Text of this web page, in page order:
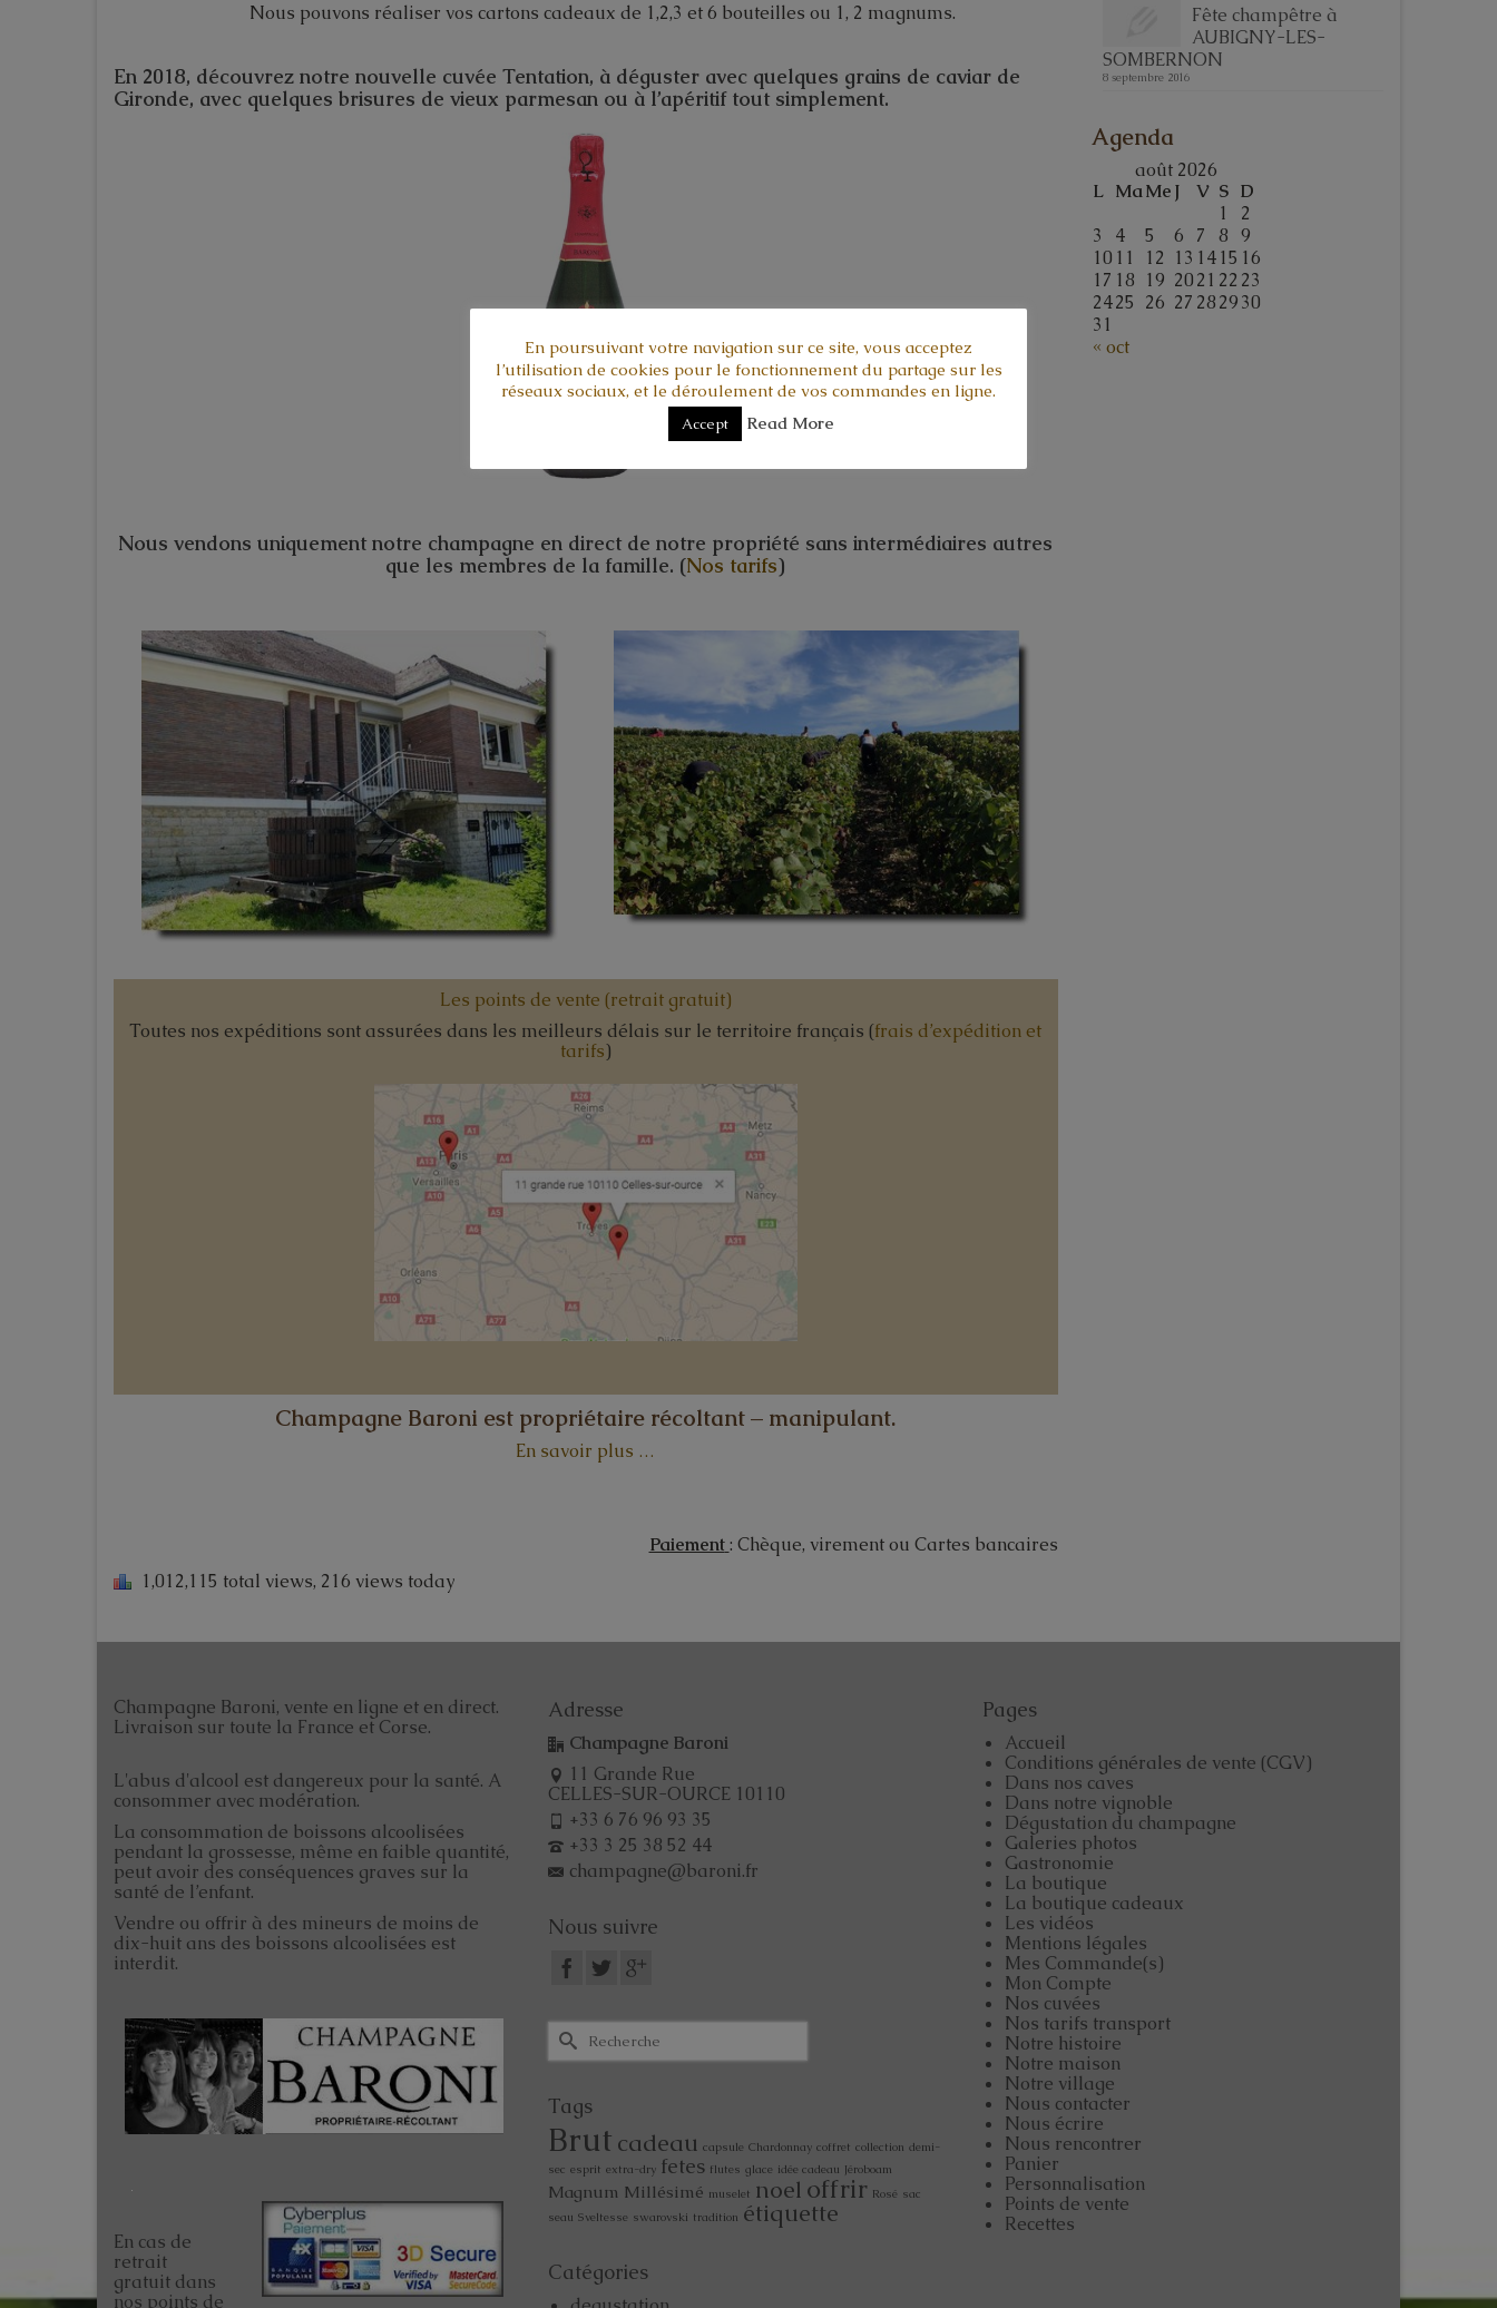
Nous pouvons réaliser vos cartons cadeaux de 1,2,3 et 6 bouteilles ou 1, 2 magnums.
En 2018, découvrez notre nouvelle cuvée Tentation, à déguster avec quelques grains de caviar de
Gironde, avec quelques brisures de vieux parmesan ou à l’apéritif tout simplement.
Nous vendons uniquement notre champagne en direct de notre propriété sans intermédiaires autres
que les membres de la famille. (Nos tarifs)
Les points de vente (retrait gratuit)
Toutes nos expéditions sont assurées dans les meilleurs délais sur le territoire français (frais d’expédition et
tarifs)
Champagne Baroni est propriétaire récoltant – manipulant.
En savoir plus …
Paiement : Chèque, virement ou Cartes bancaires
1,012,115 total views, 216 views today
Fête champêtre à
AUBIGNY-LES-
SOMBERNON
8 septembre 2016
Agenda
août 2026
L MaMeJ V S D
« oct
1
2
3
4 5 6 7 8 9
10 11 12 13 14 15 16
17 18 19 2021 22 23
2425 26 27 282930
31
Champagne Baroni, vente en ligne et en direct.
Livraison sur toute la France et Corse.
L'abus d'alcool est dangereux pour la santé. A
consommer avec modération.
La consommation de boissons alcoolisées
pendant la grossesse, même en faible quantité,
peut avoir des conséquences graves sur la
santé de l’enfant.
Vendre ou offrir à des mineurs de moins de
dix-huit ans des boissons alcoolisées est
interdit.
En cas de
retrait
gratuit dans
nos points de
Adresse
Champagne Baroni
11 Grande Rue
CELLES-SUR-OURCE 10110
+33 6 76 96 93 35
+33 3 25 38 52 44
champagne@baroni.fr
Nous suivre
Tags
Brut cadeau capsule Chardonnay coffret collection demi-
sec esprit extra-dry fetes flutes glace idée cadeau Jéroboam
Magnum Millésimé muselet noel offrir Rosé sac
seau Sveltesse swarovski tradition étiquette
Catégories
Pages
Accueil
Conditions générales de vente (CGV)
Dans nos caves
Dans notre vignoble
Dégustation du champagne
Galeries photos
Gastronomie
La boutique
La boutique cadeaux
Les vidéos
Mentions légales
Mes Commande(s)
Mon Compte
Nos cuvées
Nos tarifs transport
Notre histoire
Notre maison
Notre village
Nous contacter
Nous écrire
Nous rencontrer
Panier
Personnalisation
Points de vente
Recettes
En poursuivant votre navigation sur ce site, vous acceptez
l’utilisation de cookies pour le fonctionnement du partage sur les
réseaux sociaux, et le déroulement de vos commandes en ligne.
Accept Read More